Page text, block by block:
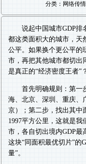
分类：网络传
说起中国城市GDP排
都这类面积大的城市，天
公平。如果换个更公平
市，再把其他城市都切出
是真正的“经济密度王者”
首先明确规则：第一
海、北京、深圳、重庆、
京）；第二步，找出其
1997平方公里，这就是我
市，各自切出境内GDP最
这块“同面积最优切片”的
量”。